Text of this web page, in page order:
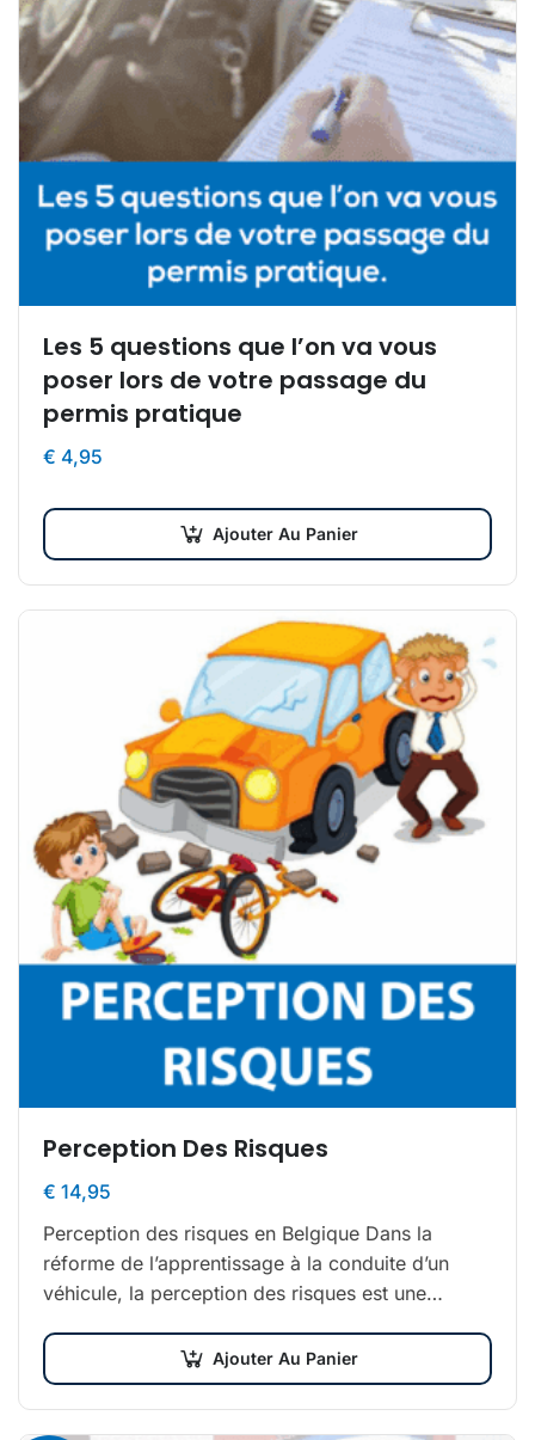
Les 5 questions que l’on va vous
poser lors de votre passage du
permis pratique
€ 4,95
Ajouter Au Panier
Perception Des Risques
€ 14,95
Perception des risques en Belgique Dans la
réforme de l’apprentissage à la conduite d’un
véhicule, la perception des risques est une
Ajouter Au Panier